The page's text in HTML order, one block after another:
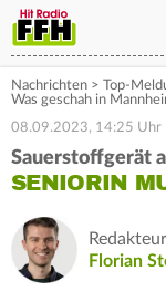
Nachrichten > Top-
Was geschah in
08.09.2023, 14:25 Uhr
Sauerstoffgerät
SENIORIN
Redakteur
Florian